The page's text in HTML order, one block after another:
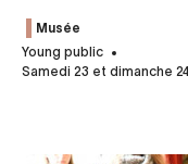
Musée
Young public
Samedi 23 et dimanche